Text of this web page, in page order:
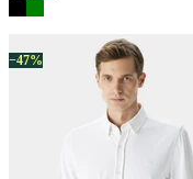
−47%